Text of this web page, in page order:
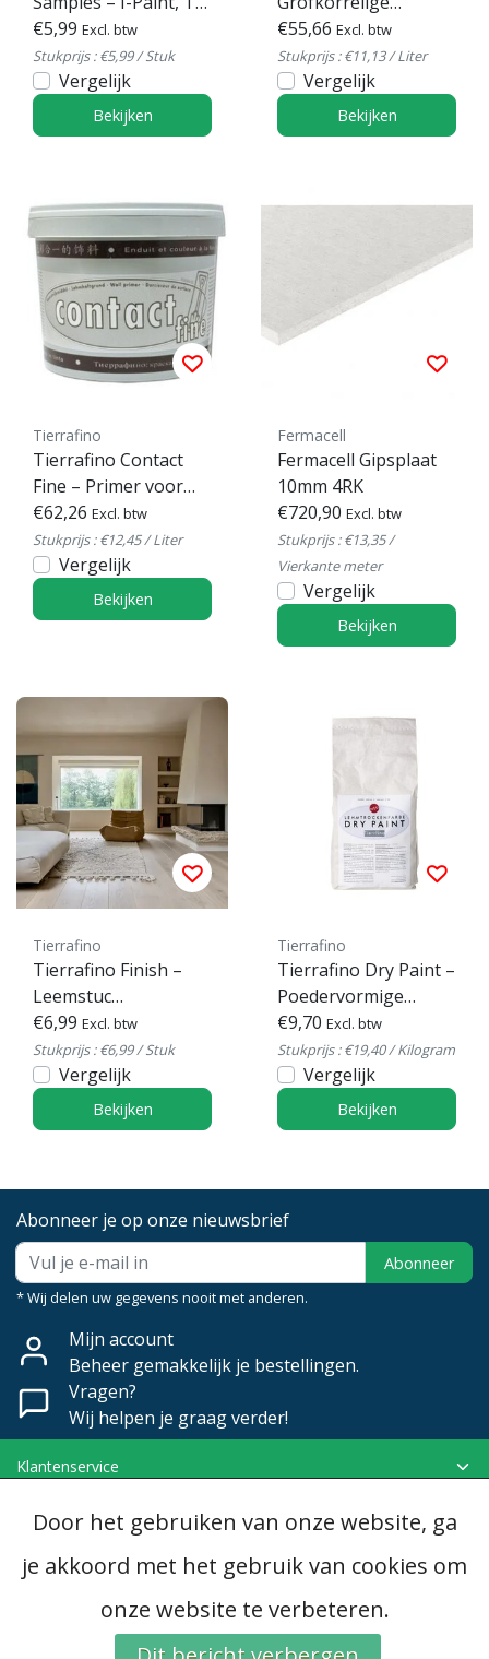
Paint, Dry Paint
€5,99 Excl. btw
Stukprijs : €5,99 / Stuk
Vergelijk
Bekijken
Hechtprimer voor
leempleister en
leemstuc
€55,66 Excl. btw
Stukprijs : €11,13 / Liter
Vergelijk
Bekijken
Tierrafino
Tierrafino Contact
Fine – Primer voor
leemverf & dunne
afwerkingen
€62,26 Excl. btw
Stukprijs : €12,45 / Liter
Vergelijk
Bekijken
Fermacell
Fermacell Gipsplaat
10mm 4RK
€720,90 Excl. btw
Stukprijs : €13,35 /
Vierkante meter
Vergelijk
Bekijken
Tierrafino
Tierrafino Finish –
Leemstuc
afwerkpleister
€6,99 Excl. btw
Stukprijs : €6,99 / Stuk
Vergelijk
Bekijken
Tierrafino
Tierrafino Dry Paint –
Poedervormige
leemverf
€9,70 Excl. btw
Stukprijs : €19,40 / Kilogram
Vergelijk
Bekijken
Abonneer je op onze nieuwsbrief
Abonneer
* Wij delen uw gegevens nooit met anderen.
Mijn account
Beheer gemakkelijk je bestellingen.
Vragen?
Wij helpen je graag verder!
Klantenservice
Categorieën
© Copyright 2026 - Dubomat | RealisatieInStijl Media
Algemene voorwaarden|Disclaimer|Privacy Policy|RSS Feed
Door het gebruiken van onze website, ga
je akkoord met het gebruik van cookies om
onze website te verbeteren.